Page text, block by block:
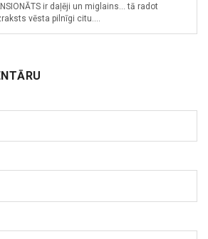
ir daļēji un miglains... tā radot
vēsta pilnīgi citu....